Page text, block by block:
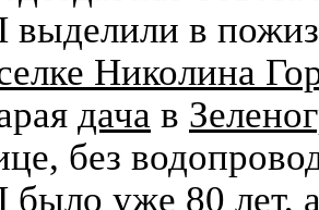
в
Николина
дача в
без
уже 80 лет,